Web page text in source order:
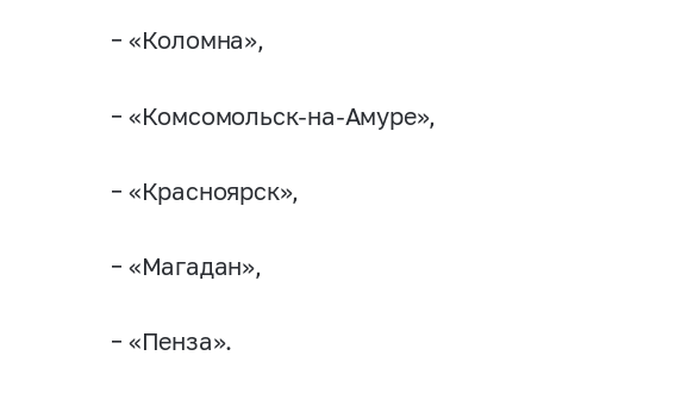
– «Коломна»,
– «Комсомольск-на-Амуре»,
– «Красноярск»,
– «Магадан»,
– «Пенза».